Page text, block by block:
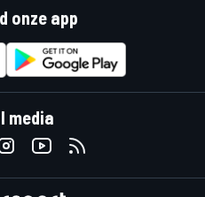
onze app
media